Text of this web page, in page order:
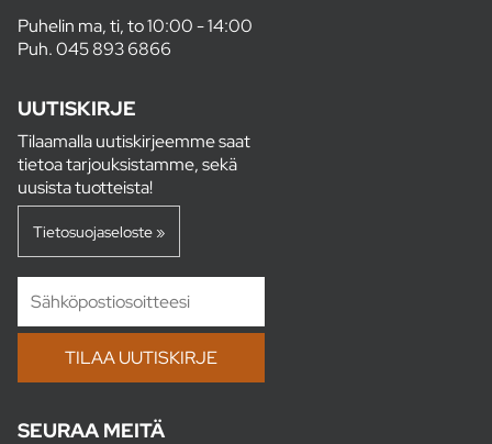
Puhelin ma, ti, to 10:00 - 14:00
Puh.045 893 6866
UUTISKIRJE
Tilaamalla uutiskirjeemme saat
tietoa tarjouksistamme, sekä
uusista tuotteista!
Tietosuojaseloste »
SEURAA MEITÄ